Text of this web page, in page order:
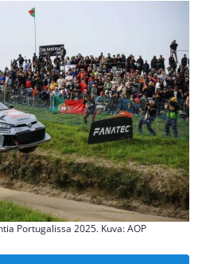
Portugalissa 2025. Kuva: AOP